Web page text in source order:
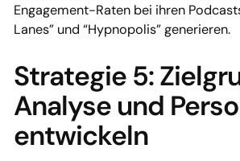
Engagement-Raten bei ihren
Lanes” und “Hypnopolis” generieren.
Strategie 5:
Analyse und
entwickeln